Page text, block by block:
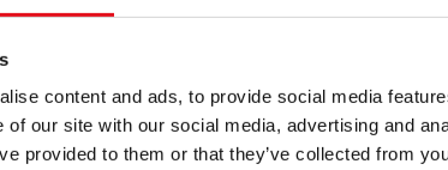
content and ads, to provide social media
of our site with our social media, advertising and
provided to them or that they’ve collected from
Dobijte febi
Prijavite se sad!